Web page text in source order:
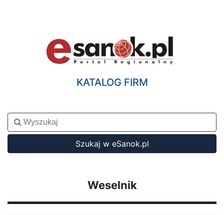
KATALOG FIRM
Szukaj w eSanok.pl
Weselnik